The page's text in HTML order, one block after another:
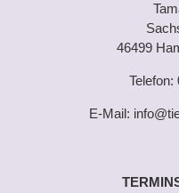
46499
Telefon:
E-Mail: